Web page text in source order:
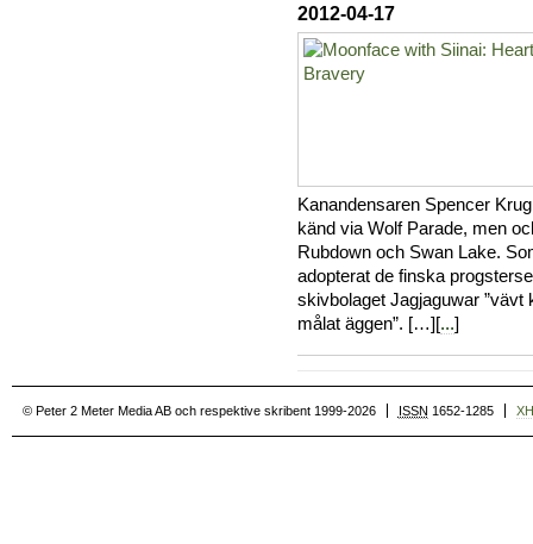
2012-04-17
Kanandensaren Spencer
känd via Wolf Parade, men
Rubdown och Swan Lake.
adopterat de finska
skivbolaget Jagjaguwar
målat äggen”. […][...]
© Peter 2 Meter Media AB och respektive skribent 1999-2026 ISSN 1652-1285